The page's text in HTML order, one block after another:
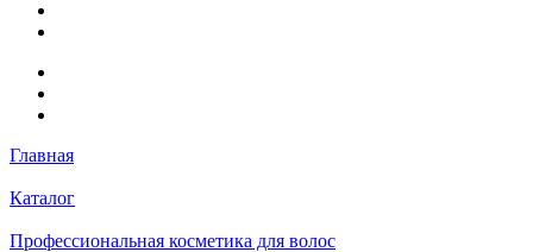
Главная
Каталог
Профессиональная косметика для волос